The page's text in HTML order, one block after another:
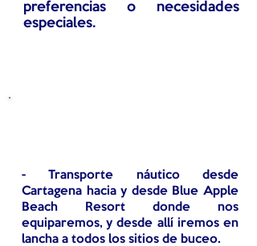
preferencias o necesidades
especiales.
- Transporte náutico desde
Cartagena hacia y desde Blue Apple
Beach Resort donde nos
equiparemos, y desde allí iremos en
lancha a todos los sitios de buceo.